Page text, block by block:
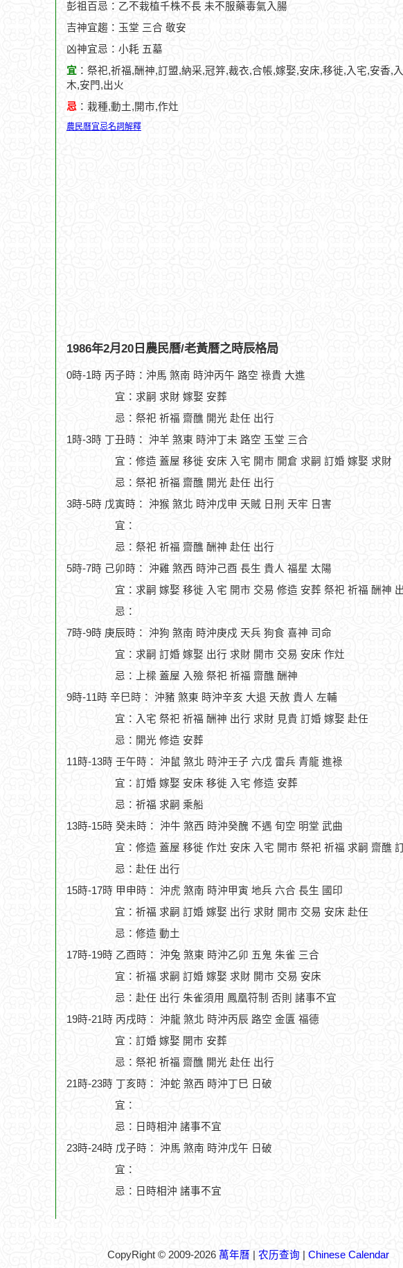
彭祖百忌：乙不栽植千株不長 未不服藥毒氣入腸
吉神宜趨：玉堂 三合 敬安
凶神宜忌：小耗 五墓
宜 ：祭祀,祈福,酬神,訂盟,納采,冠笄,裁衣,合帳,嫁娶,安床,移徙,入宅,安香,
木,安門,出火
忌 ：栽種,動土,開市,作灶
農民曆宜忌名詞解釋
1986年2月20日農民曆/老黃曆之時辰格局
0時-1時 丙子時：沖馬 煞南 時沖丙午 路空 祿貴 大進
宜：求嗣 求財 嫁娶 安葬
忌：祭祀 祈福 齋醮 開光 赴任 出行
1時-3時 丁丑時： 沖羊 煞東 時沖丁未 路空 玉堂 三合
宜：修造 蓋屋 移徙 安床 入宅 開市 開倉 求嗣 訂婚 嫁娶 求財
忌：祭祀 祈福 齋醮 開光 赴任 出行
3時-5時 戊寅時： 沖猴 煞北 時沖戊申 天賊 日刑 天牢 日害
宜：
忌：祭祀 祈福 齋醮 酬神 赴任 出行
5時-7時 己卯時： 沖雞 煞西 時沖己酉 長生 貴人 福星 太陽
宜：求嗣 嫁娶 移徙 入宅 開市 交易 修造 安葬 祭祀 祈福 酬神
忌：
7時-9時 庚辰時： 沖狗 煞南 時沖庚戍 天兵 狗食 喜神 司命
宜：求嗣 訂婚 嫁娶 出行 求財 開市 交易 安床 作灶
忌：上樑 蓋屋 入殮 祭祀 祈福 齋醮 酬神
9時-11時 辛巳時： 沖豬 煞東 時沖辛亥 大退 天赦 貴人 左輔
宜：入宅 祭祀 祈福 酬神 出行 求財 見貴 訂婚 嫁娶 赴任
忌：開光 修造 安葬
11時-13時 壬午時： 沖鼠 煞北 時沖壬子 六戊 雷兵 青龍 進祿
宜：訂婚 嫁娶 安床 移徙 入宅 修造 安葬
忌：祈福 求嗣 乘船
13時-15時 癸未時： 沖牛 煞西 時沖癸醜 不遇 旬空 明堂 武曲
宜：修造 蓋屋 移徙 作灶 安床 入宅 開市 祭祀 祈福 求嗣 齋醮
忌：赴任 出行
15時-17時 甲申時： 沖虎 煞南 時沖甲寅 地兵 六合 長生 國印
宜：祈福 求嗣 訂婚 嫁娶 出行 求財 開市 交易 安床 赴任
忌：修造 動土
17時-19時 乙酉時： 沖兔 煞東 時沖乙卯 五鬼 朱雀 三合
宜：祈福 求嗣 訂婚 嫁娶 求財 開市 交易 安床
忌：赴任 出行 朱雀須用 鳳凰符制 否則 諸事不宜
19時-21時 丙戌時： 沖龍 煞北 時沖丙辰 路空 金匱 福德
宜：訂婚 嫁娶 開市 安葬
忌：祭祀 祈福 齋醮 開光 赴任 出行
21時-23時 丁亥時： 沖蛇 煞西 時沖丁巳 日破
宜：
忌：日時相沖 諸事不宜
23時-24時 戊子時： 沖馬 煞南 時沖戊午 日破
宜：
忌：日時相沖 諸事不宜
CopyRight © 2009-2026 萬年曆 农历查询 Chinese Calendar